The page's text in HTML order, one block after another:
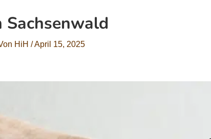
Sachsenwald
HiH /April 15, 2025